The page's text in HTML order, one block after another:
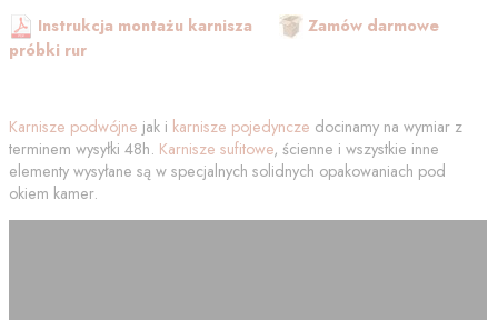
Instrukcja montażu karnisza
Zamów darmowe
próbki rur
Karnisze podwójne jak i karnisze pojedyncze docinamy na wymiar z
terminem wysyłki 48h. Karnisze sufitowe, ścienne i wszystkie inne
elementy wysyłane są w specjalnych solidnych opakowaniach pod
okiem kamer.